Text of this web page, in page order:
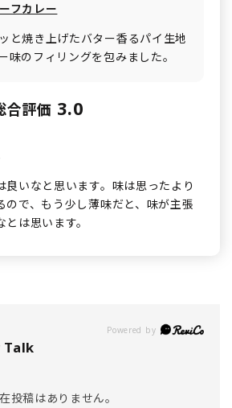
フカレー
と焼き上げたバター香るパイ生地
味のフィリングを包みました。
合評価 3.0
良いなと思います。味は思ったより
ので、もう少し薄味だと、味が主張
は思います。
Powered by
投稿はありません。